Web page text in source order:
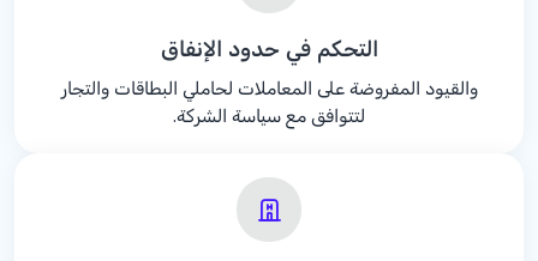
التحكم في حدود الإنفاق
والقيود المفروضة على المعاملات لحاملي البطاقات والتجار
لتتوافق مع سياسة الشركة.